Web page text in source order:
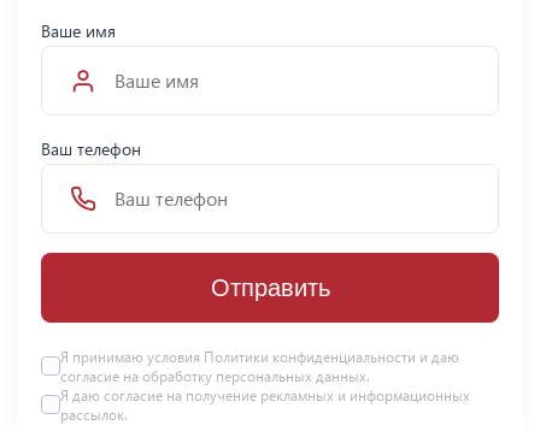
Ваше имя
Ваш телефон
Отправить
Я принимаю условия Политики конфиденциальности и даю
согласие на обработку персональных данных.
Я даю согласие на получение рекламных и информационных
рассылок.